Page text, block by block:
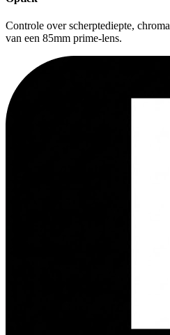
Controle over scherptediepte,
van een 85mm prime-lens.